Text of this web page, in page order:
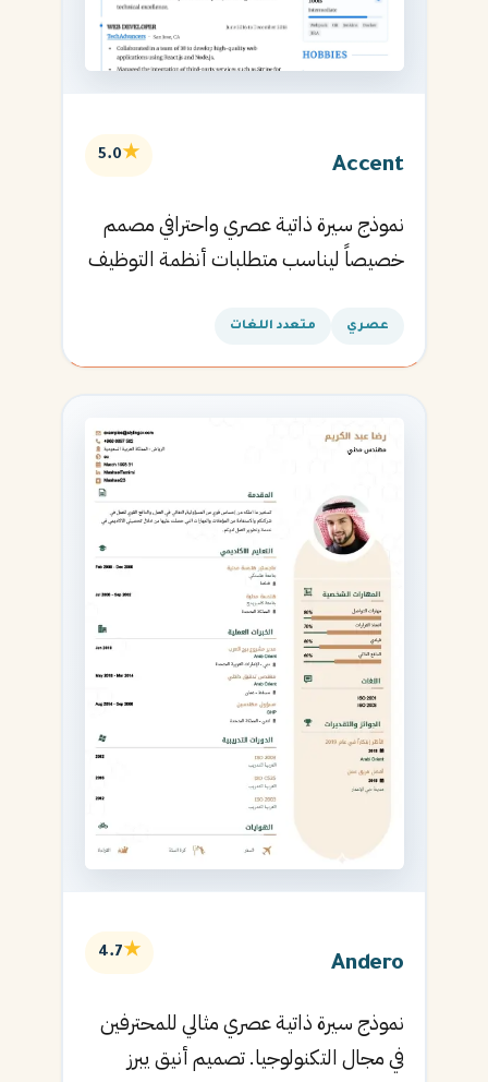
Accent
★
5.0
نموذج سيرة ذاتية عصري واحترافي مصمم
خصيصاً ليناسب متطلبات أنظمة التوظيف
القادمة.
عصري متعدد اللغات
Andero
★
4.7
نموذج سيرة ذاتية عصري مثالي للمحترفين
في مجال التكنولوجيا. تصميم أنيق يبرز